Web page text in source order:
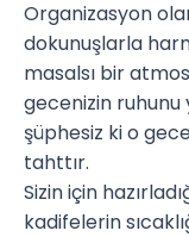
Organizasyon
dokunuşlarla
masalsı bir
gecenizin ruhunu
şüphesiz ki o
tahttır.
Sizin için
kadifelerin